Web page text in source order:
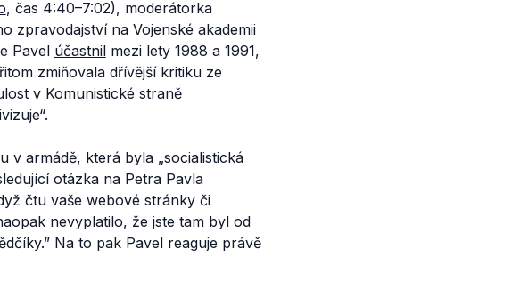
, čas 4:40–7:02), moderátorka
zpravodajstvína Vojenské akademii
Pavel účastnilmezi lety 1988 a 1991,
zmiňovala dřívější kritiku ze
v Komunistické straně
v armádě, která byla „socialistická
otázka na Petra Pavla
čtu vaše webové stránky či
nevyplatilo, že jste tam byl od
Na to pak Pavel reaguje právě